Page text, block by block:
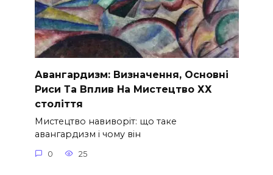
Авангардизм: Визначення, Основні
Риси Та Вплив На Мистецтво ХХ
століття
Мистецтво навиворіт: що таке
авангардизм і чому він
0 25